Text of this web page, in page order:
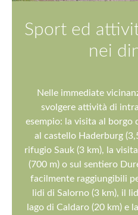
Sport ed
nei
Nelle immediate
svolgere attività di
esempio: la visita al borgo
al castello Haderburg
rifugio Sauk (3 km), la
(700 m) o sul sentiero
facilmente raggiungibili
lidi di Salorno (3 km), il
lago di Caldaro (20 km) e